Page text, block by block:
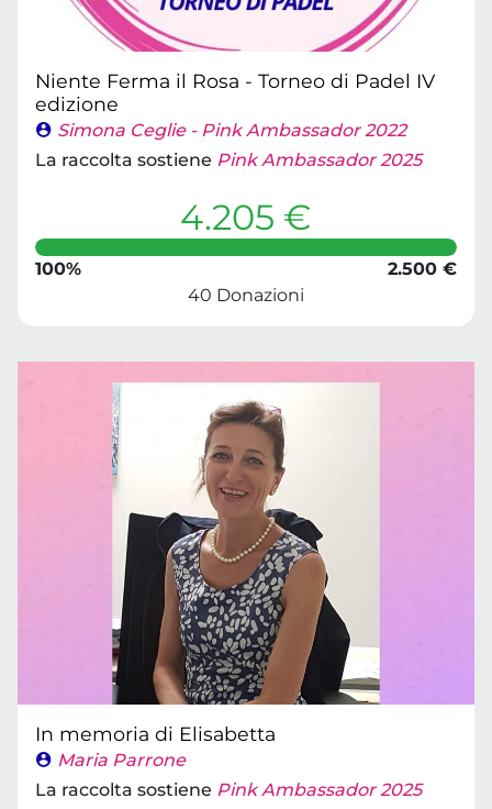
Niente Ferma il Rosa - Torneo di Padel IV
edizione
Simona Ceglie - Pink Ambassador 2022
La raccolta sostiene Pink Ambassador 2025
4.205 €
100%
2.500 €
40 Donazioni
In memoria di Elisabetta
Maria Parrone
La raccolta sostiene Pink Ambassador 2025